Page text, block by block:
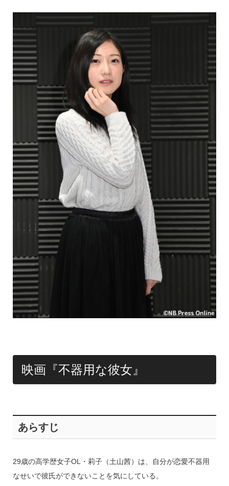
映画『不器用な彼女』
あらすじ
29歳の高学歴女子OL・莉子（土山茜）は、自分が恋愛不器用
なせいで彼氏ができないことを気にしている。